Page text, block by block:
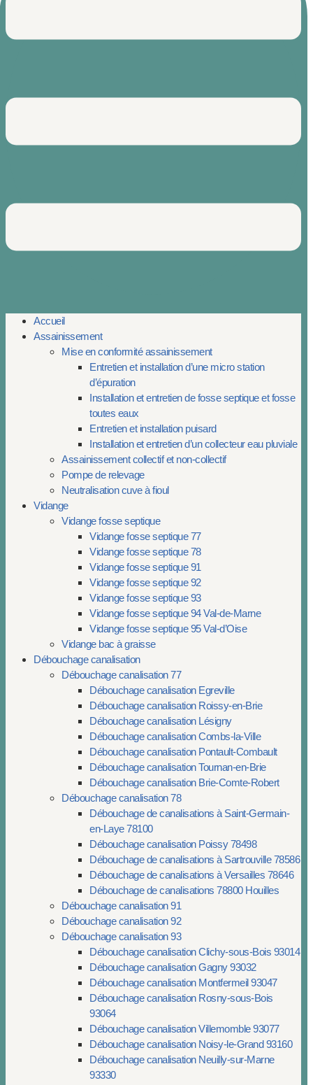
Accueil
Assainissement
Mise en conformité assainissement
Entretien et installation d’une micro station
d’épuration
Installation et entretien de fosse septique et fosse
toutes eaux
Entretien et installation puisard
Installation et entretien d’un collecteur eau pluviale
Assainissement collectif et non-collectif
Pompe de relevage
Neutralisation cuve à fioul
Vidange
Vidange fosse septique
Vidange fosse septique 77
Vidange fosse septique 78
Vidange fosse septique 91
Vidange fosse septique 92
Vidange fosse septique 93
Vidange fosse septique 94 Val-de-Marne
Vidange fosse septique 95 Val-d’Oise
Vidange bac à graisse
Débouchage canalisation
Débouchage canalisation 77
Débouchage canalisation Egreville
Débouchage canalisation Roissy-en-Brie
Débouchage canalisation Lésigny
Débouchage canalisation Combs-la-Ville
Débouchage canalisation Pontault-Combault
Débouchage canalisation Tournan-en-Brie
Débouchage canalisation Brie-Comte-Robert
Débouchage canalisation 78
Débouchage de canalisations à Saint-Germain-
en-Laye 78100
Débouchage canalisation Poissy 78498
Débouchage de canalisations à Sartrouville 78586
Débouchage de canalisations à Versailles 78646
Débouchage de canalisations 78800 Houilles
Débouchage canalisation 91
Débouchage canalisation 92
Débouchage canalisation 93
Débouchage canalisation Clichy-sous-Bois 93014
Débouchage canalisation Gagny 93032
Débouchage canalisation Montfermeil 93047
Débouchage canalisation Rosny-sous-Bois
93064
Débouchage canalisation Villemomble 93077
Débouchage canalisation Noisy-le-Grand 93160
Débouchage canalisation Neuilly-sur-Marne
93330